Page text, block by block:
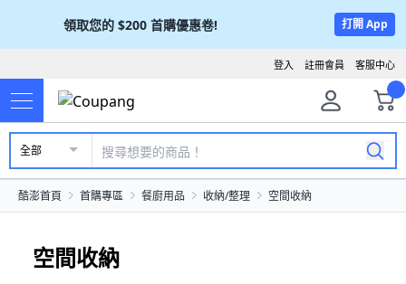
領取您的 $200 首購優惠卷! 打開 App
客服中心
註冊會員
登入
全部
酷澎首頁 首購專區 餐廚用品 收納/整理 空間收納
空間收納